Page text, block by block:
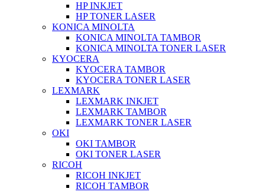
HP INKJET
HP TONER LASER
KONICA MINOLTA
KONICA MINOLTA TAMBOR
KONICA MINOLTA TONER LASER
KYOCERA
KYOCERA TAMBOR
KYOCERA TONER LASER
LEXMARK
LEXMARK INKJET
LEXMARK TAMBOR
LEXMARK TONER LASER
OKI
OKI TAMBOR
OKI TONER LASER
RICOH
RICOH INKJET
RICOH TAMBOR